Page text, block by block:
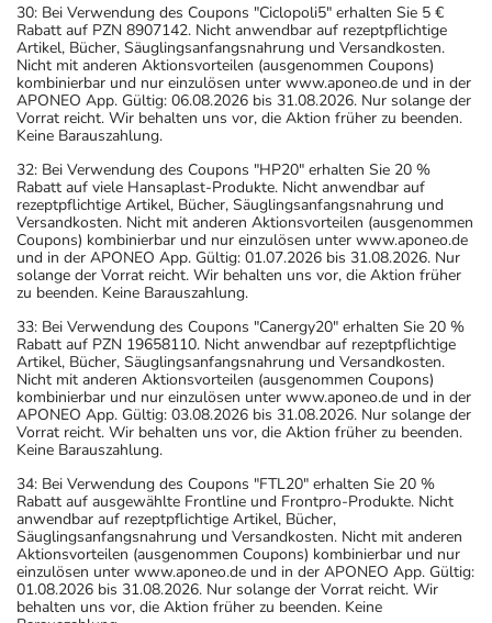
30: Bei Verwendung des Coupons "Ciclopoli5" erhalten Sie 5 €
Rabatt auf PZN 8907142. Nicht anwendbar auf rezeptpflichtige
Artikel, Bücher, Säuglingsanfangsnahrung und Versandkosten.
Nicht mit anderen Aktionsvorteilen (ausgenommen Coupons)
kombinierbar und nur einzulösen unter www.aponeo.de und in der
APONEO App. Gültig: 06.08.2026 bis 31.08.2026. Nur solange der
Vorrat reicht. Wir behalten uns vor, die Aktion früher zu beenden.
Keine Barauszahlung.
32: Bei Verwendung des Coupons "HP20" erhalten Sie 20 %
Rabatt auf viele Hansaplast-Produkte. Nicht anwendbar auf
rezeptpflichtige Artikel, Bücher, Säuglingsanfangsnahrung und
Versandkosten. Nicht mit anderen Aktionsvorteilen (ausgenommen
Coupons) kombinierbar und nur einzulösen unter www.aponeo.de
und in der APONEO App. Gültig: 01.07.2026 bis 31.08.2026. Nur
solange der Vorrat reicht. Wir behalten uns vor, die Aktion früher
zu beenden. Keine Barauszahlung.
33: Bei Verwendung des Coupons "Canergy20" erhalten Sie 20 %
Rabatt auf PZN 19658110. Nicht anwendbar auf rezeptpflichtige
Artikel, Bücher, Säuglingsanfangsnahrung und Versandkosten.
Nicht mit anderen Aktionsvorteilen (ausgenommen Coupons)
kombinierbar und nur einzulösen unter www.aponeo.de und in der
APONEO App. Gültig: 03.08.2026 bis 31.08.2026. Nur solange der
Vorrat reicht. Wir behalten uns vor, die Aktion früher zu beenden.
Keine Barauszahlung.
34: Bei Verwendung des Coupons "FTL20" erhalten Sie 20 %
Rabatt auf ausgewählte Frontline und Frontpro-Produkte. Nicht
anwendbar auf rezeptpflichtige Artikel, Bücher,
Säuglingsanfangsnahrung und Versandkosten. Nicht mit anderen
Aktionsvorteilen (ausgenommen Coupons) kombinierbar und nur
einzulösen unter www.aponeo.de und in der APONEO App. Gültig:
01.08.2026 bis 31.08.2026. Nur solange der Vorrat reicht. Wir
behalten uns vor, die Aktion früher zu beenden. Keine